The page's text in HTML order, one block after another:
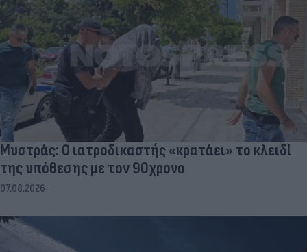
Μυστράς: Ο ιατροδικαστής «κρατάει» το κλειδί
της υπόθεσης με τον 90χρονο
07.08.2026